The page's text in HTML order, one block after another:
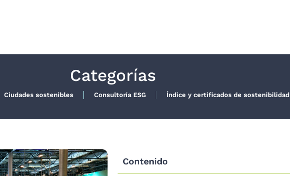
Categorías
Ciudades sostenibles Consultoría ESG Índice y certificados de sostenibilidad
Contenido